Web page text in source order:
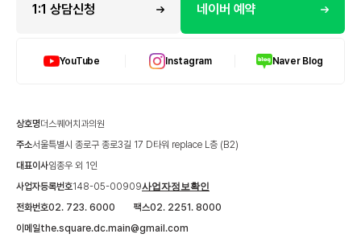
1:1 상담신청 네이버 예약
YouTube Instagram Naver Blog
상호명더스퀘어치과의원
주소서울특별시 종로구 종로3길 17 D타워 replace L층 (B2)
대표이사임종우 외 1인
사업자등록번호148-05-00909사업자정보확인
전화번호02. 723. 6000 팩스02. 2251. 8000
이메일the.square.dc.main@gmail.com